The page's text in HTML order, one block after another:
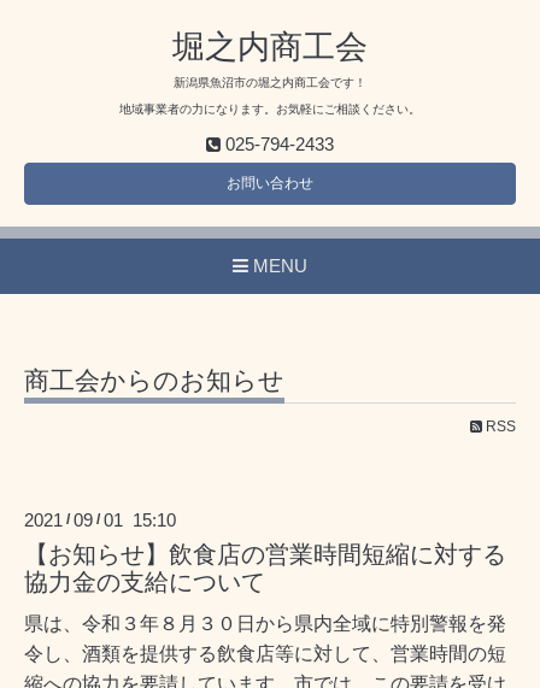
堀之内商工会
新潟県魚沼市の堀之内商工会です！
地域事業者の力になります。お気軽にご相談ください。
025-794-2433
お問い合わせ
MENU
商工会からのお知らせ
RSS
2021 /09 /01 15:10
【お知らせ】飲食店の営業時間短縮に対する
協力金の支給について
県は、令和３年８月３０日から県内全域に特別警報を発
令し、酒類を提供する飲食店等に対して、営業時間の短
縮への協力を要請しています。市では、この要請を受け